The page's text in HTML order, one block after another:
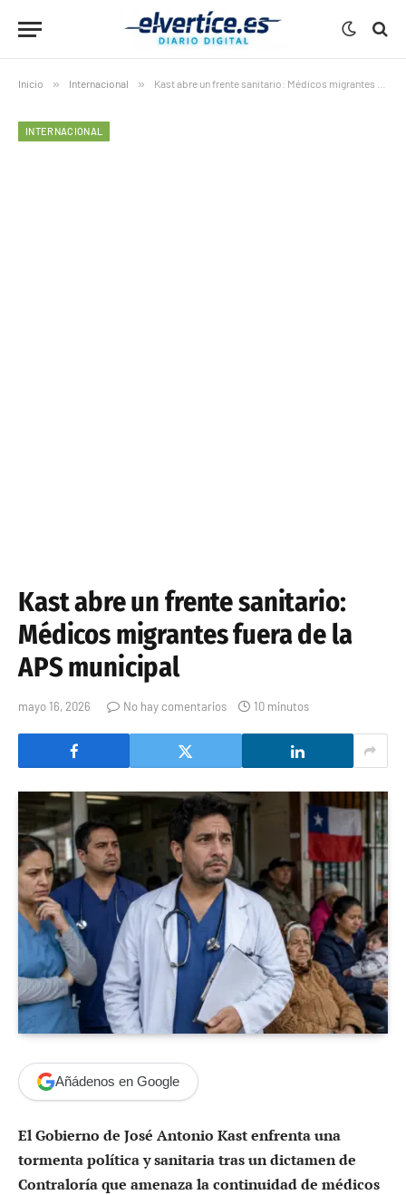
Inicio » Internacional » Kast abre un frente sanitario: Médicos migrantes fuera de la APS municipal
INTERNACIONAL
Kast abre un frente sanitario:
Médicos migrantes fuera de la
APS municipal
mayo 16, 2026 No hay comentarios 10 minutos
Añádenos en Google
El Gobierno de José Antonio Kast enfrenta una
tormenta política y sanitaria tras un dictamen de
Contraloría que amenaza la continuidad de médicos